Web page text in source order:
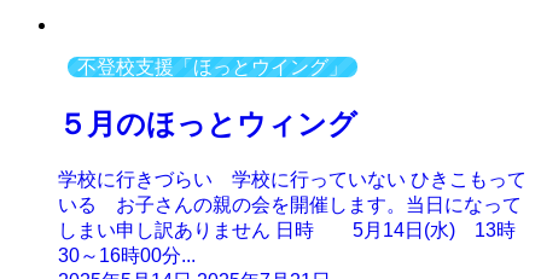
不登校支援「ほっとウイング」
５月のほっとウィング
学校に行きづらい 学校に行っていない ひきこもって
いる お子さんの親の会を開催します。当日になって
しまい申し訳ありません 日時 5月14日(水) 13時
30～16時00分...